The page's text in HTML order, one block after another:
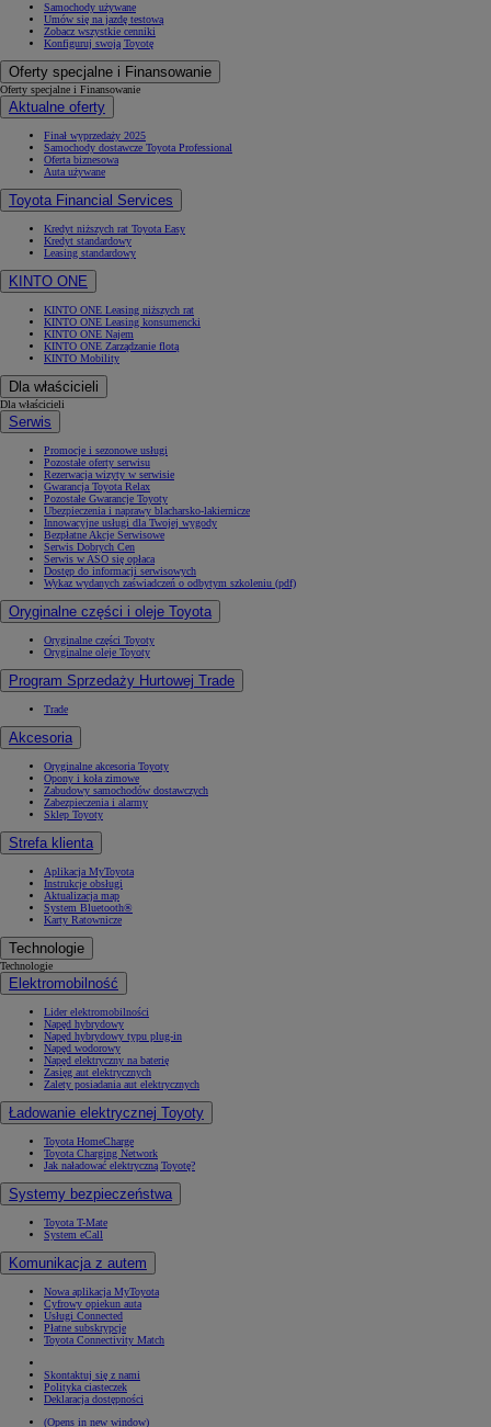
Samochody używane
Umów się na jazdę testową
Zobacz wszystkie cenniki
Konfiguruj swoją Toyotę
Oferty specjalne i Finansowanie
Oferty specjalne i Finansowanie
Aktualne oferty
Finał wyprzedaży 2025
Samochody dostawcze Toyota Professional
Oferta biznesowa
Auta używane
Toyota Financial Services
Kredyt niższych rat Toyota Easy
Kredyt standardowy
Leasing standardowy
KINTO ONE
KINTO ONE Leasing niższych rat
KINTO ONE Leasing konsumencki
KINTO ONE Najem
KINTO ONE Zarządzanie flotą
KINTO Mobility
Dla właścicieli
Dla właścicieli
Serwis
Promocje i sezonowe usługi
Pozostałe oferty serwisu
Rezerwacja wizyty w serwisie
Gwarancja Toyota Relax
Pozostałe Gwarancje Toyoty
Ubezpieczenia i naprawy blacharsko-lakiernicze
Innowacyjne usługi dla Twojej wygody
Bezpłatne Akcje Serwisowe
Serwis Dobrych Cen
Serwis w ASO się opłaca
Dostęp do informacji serwisowych
Wykaz wydanych zaświadczeń o odbytym szkoleniu (pdf)
Oryginalne części i oleje Toyota
Oryginalne części Toyoty
Oryginalne oleje Toyoty
Program Sprzedaży Hurtowej Trade
Trade
Akcesoria
Oryginalne akcesoria Toyoty
Opony i koła zimowe
Zabudowy samochodów dostawczych
Zabezpieczenia i alarmy
Sklep Toyoty
Strefa klienta
Aplikacja MyToyota
Instrukcje obsługi
Aktualizacja map
System Bluetooth®
Karty Ratownicze
Technologie
Technologie
Elektromobilność
Lider elektromobilności
Napęd hybrydowy
Napęd hybrydowy typu plug-in
Napęd wodorowy
Napęd elektryczny na baterię
Zasięg aut elektrycznych
Zalety posiadania aut elektrycznych
Ładowanie elektrycznej Toyoty
Toyota HomeCharge
Toyota Charging Network
Jak naładować elektryczną Toyotę?
Systemy bezpieczeństwa
Toyota T-Mate
System eCall
Komunikacja z autem
Nowa aplikacja MyToyota
Cyfrowy opiekun auta
Usługi Connected
Płatne subskrypcje
Toyota Connectivity Match
Skontaktuj się z nami
Polityka ciasteczek
Deklaracja dostępności
(Opens in new window)